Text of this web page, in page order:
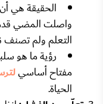
الحقيقة هي
واصلت المضي
التعلم ولم
رؤية ما هو
مفتاح أساسي
الحياة.